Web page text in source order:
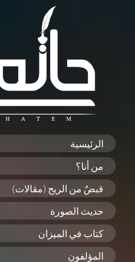
الرئيسية
من أنا؟
قبضٌ من الريح (مقالات)
حديث الصورة
كتاب في الميزان
المؤلفون